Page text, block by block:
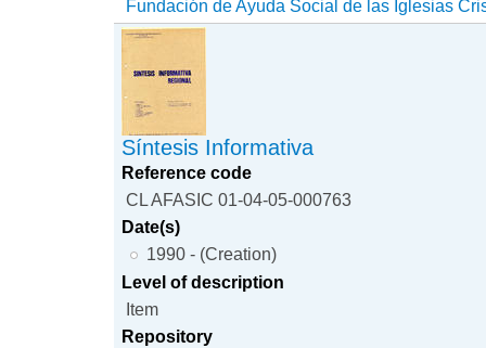
Fundación de Ayuda Social de las Iglesias
Síntesis Informativa
Reference code
CL AFASIC 01-04-05-000763
Date(s)
1990 - (Creation)
Level of description
Item
Repository